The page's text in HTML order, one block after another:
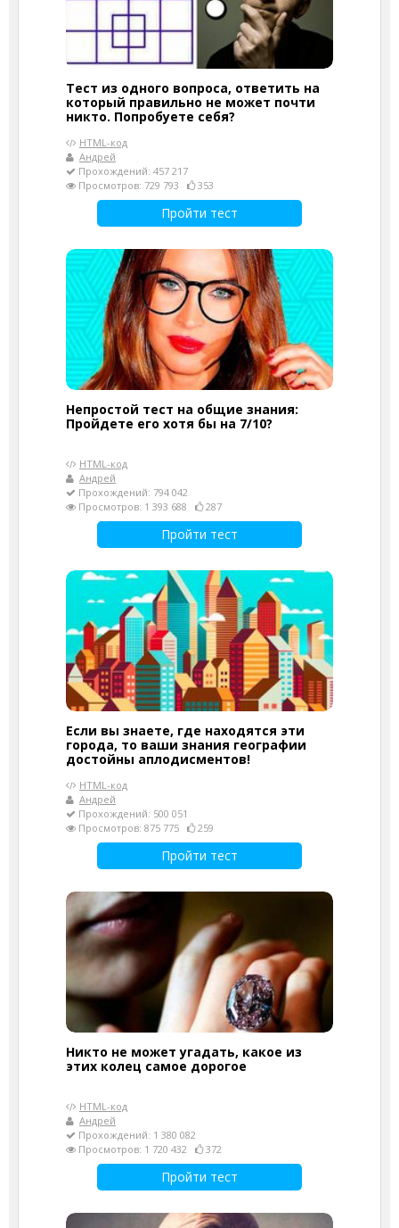
Тест из одного вопроса, ответить на
который правильно не может почти
никто. Попробуете себя?
HTML-код
Андрей
Прохождений: 457 217
Просмотров: 729 793
353
Пройти тест
Непростой тест на общие знания:
Пройдете его хотя бы на 7/10?
HTML-код
Андрей
Прохождений: 794 042
Просмотров: 1 393 688
287
Пройти тест
Если вы знаете, где находятся эти
города, то ваши знания географии
достойны аплодисментов!
HTML-код
Андрей
Прохождений: 500 051
Просмотров: 875 775
259
Пройти тест
Никто не может угадать, какое из
этих колец самое дорогое
HTML-код
Андрей
Прохождений: 1 380 082
Просмотров: 1 720 432
372
Пройти тест